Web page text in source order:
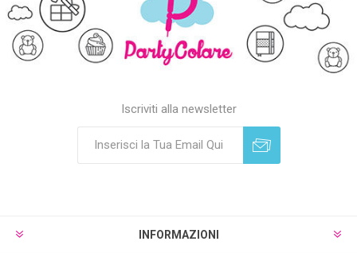
Iscriviti alla newsletter
INFORMAZIONI